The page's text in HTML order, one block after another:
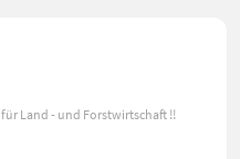
Land - und Forstwirtschaft !!